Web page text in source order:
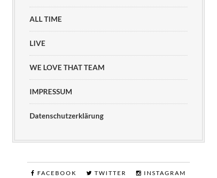
ALL TIME
LIVE
WE LOVE THAT TEAM
IMPRESSUM
Datenschutzerklärung
FACEBOOK TWITTER INSTAGRAM